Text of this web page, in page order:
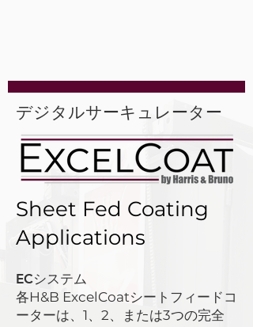
デジタルサーキュレーター
Sheet Fed Coating
Applications
ECシステム
各H&B ExcelCoatシートフィードコ
ーターは、1、2、または3つの完全